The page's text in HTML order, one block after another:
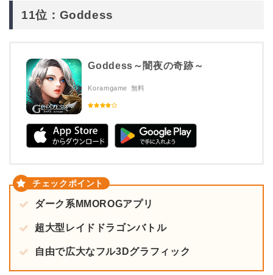
11位：Goddess
Goddess～闇夜の奇跡～
Koramgame 無料
ダーク系MMOROGアプリ
超大型レイドドラゴンバトル
自由で広大なフル3Dグラフィック